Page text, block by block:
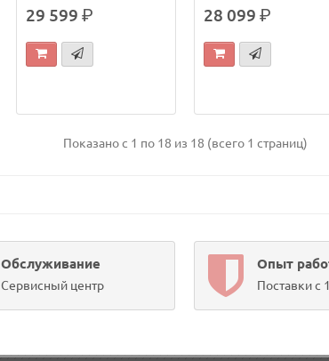
29 599р. 28 099 р.
Показано с 1 по 18 из 18 (всего 1 страниц)
Обслуживание
Сервисный центр
Опыт
Поставки с